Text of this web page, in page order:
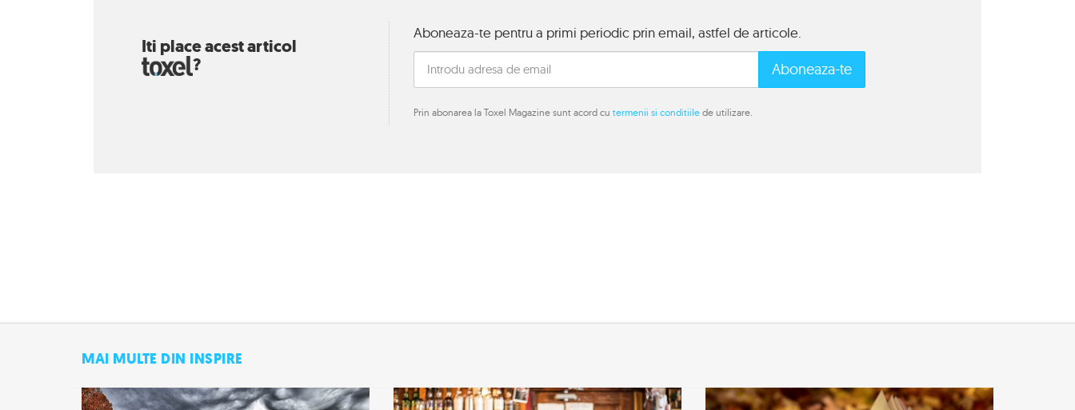
Iti place acest articol
?
Aboneaza-te pentru a primi periodic prin email, astfel de articole.
Aboneaza-te
Prin abonarea la Toxel Magazine sunt acord cu termenii si conditiile de utilizare.
MAI MULTE DIN INSPIRE